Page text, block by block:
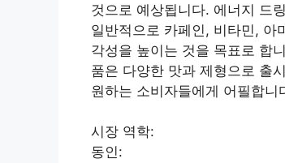
것으로 예상됩니다. 에너지 드
일반적으로 카페인, 비타민, 아
각성을 높이는 것을 목표로 합
품은 다양한 맛과 제형으로 출
원하는 소비자들에게 어필합니
시장 역학:
동인: